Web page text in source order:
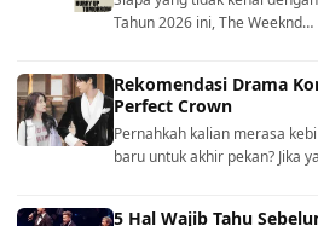
Tahun 2026 ini, The Weeknd…
Rekomendasi Drama
Perfect Crown
Pernahkah kalian merasa
baru untuk akhir pekan? Jika
5 Hal Wajib Tahu